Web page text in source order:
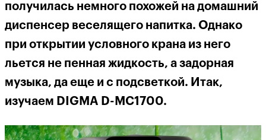
получилась немного похожей на домашний
диспенсер веселящего напитка. Однако
при открытии условного крана из него
льется не пенная жидкость, а задорная
музыка, да еще и с подсветкой. Итак,
изучаем DIGMA D-MC1700.